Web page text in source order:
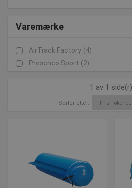
Varemærke
AirTrack Factory (4)
Presenco Sport (2)
1 av 1 side(r)
Sorter etter: